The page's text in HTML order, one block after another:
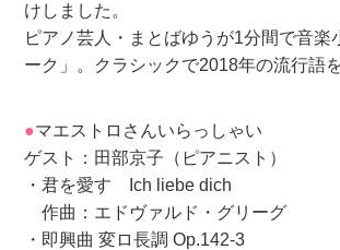
けしました。
ピアノ芸人・まとばゆうが1分間で音
ーク」。クラシックで2018年の流行語
マエストロさんいらっしゃい
ゲスト：田部京子（ピアニスト）
・君を愛す Ich liebe dich
作曲：エドヴァルド・グリーグ
・即興曲 変ロ長調 Op.142-3